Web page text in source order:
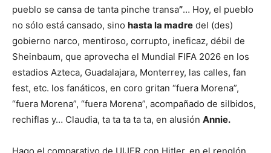
pueblo se cansa de tanta pinche transa”… Hoy, el pueblo
no sólo está cansado, sino hasta la madre del (des)
gobierno narco, mentiroso, corrupto, ineficaz, débil de
Sheinbaum, que aprovecha el Mundial FIFA 2026 en los
estadios Azteca, Guadalajara, Monterrey, las calles, fan
fest, etc. los fanáticos, en coro gritan “fuera Morena”,
“fuera Morena”, “fuera Morena”, acompañado de silbidos,
rechiflas y… Claudia, ta ta ta ta ta, en alusión Annie.